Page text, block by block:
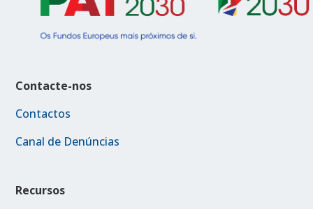
Contacte-nos
Contactos
Canal de Denúncias
Recursos